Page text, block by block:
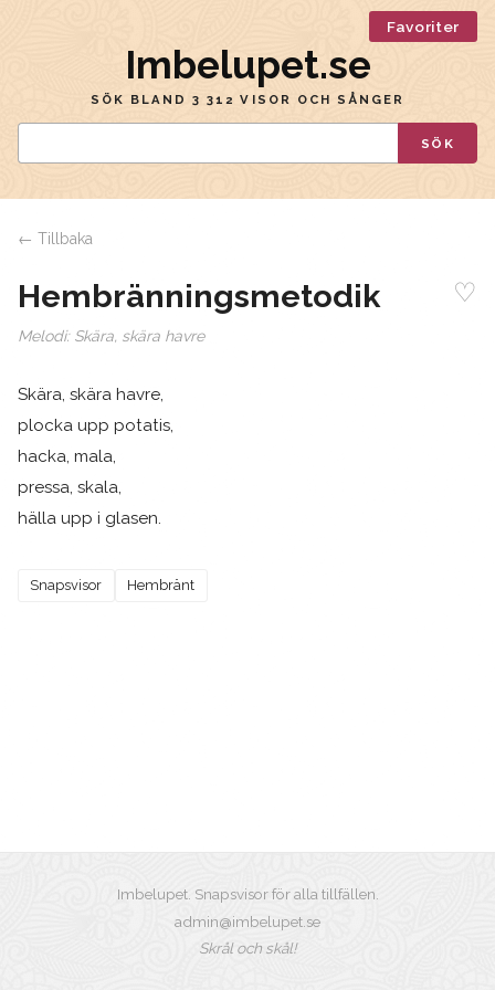
Favoriter
Imbelupet.se
SÖK BLAND 3 312 VISOR OCH SÅNGER
SÖK
← Tillbaka
Hembränningsmetodik ♡
Melodi: Skära, skära havre
Skära, skära havre,
plocka upp potatis,
hacka, mala,
pressa, skala,
hälla upp i glasen.
Snapsvisor Hembränt
Imbelupet. Snapsvisor för alla tillfällen.
admin@imbelupet.se
Skrål och skål!